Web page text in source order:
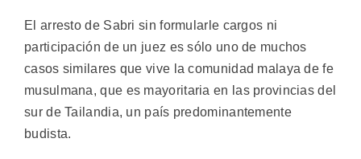
El arresto de Sabri sin formularle cargos ni
participación de un juez es sólo uno de muchos
casos similares que vive la comunidad malaya de fe
musulmana, que es mayoritaria en las provincias del
sur de Tailandia, un país predominantemente
budista.